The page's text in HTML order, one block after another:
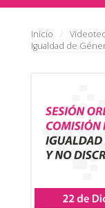
Inicio
Igualdad de